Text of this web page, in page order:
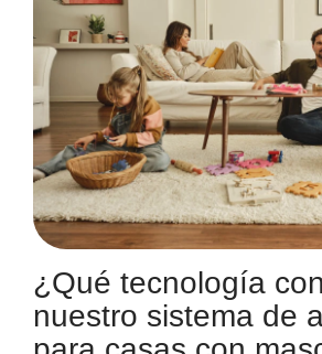
¿Qué tecnología
nuestro sistema de